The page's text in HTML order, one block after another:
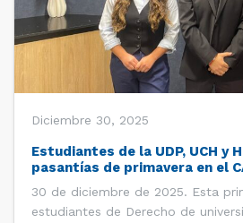
Diciembre 30, 2025
Estudiantes de la UDP, UCH y
pasantías de primavera en el
30 de diciembre de 2025. Esta
estudiantes de Derecho de